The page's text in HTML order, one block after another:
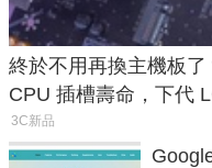
終於不用再換主機板
CPU 插槽壽命，下代
3C新品